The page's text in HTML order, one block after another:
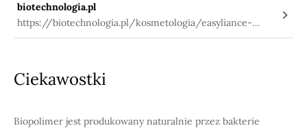
biotechnologia.pl
https://biotechnologia.pl/kosmetologia/easyliance-
natychmiastowy-efekt-liftingujacy-od-impag,10973
Ciekawostki
Biopolimer jest produkowany naturalnie przez bakterie